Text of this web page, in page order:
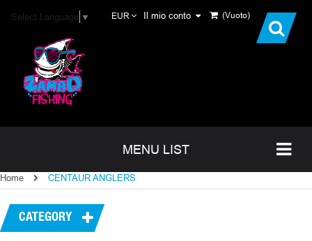
(Vuoto)
Il mio conto
EUR
Select Language ▼
MENU LIST
Home CENTAUR ANGLERS
CATEGORY